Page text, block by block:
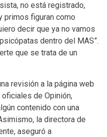
no está registrado,
primos figuran como
decir que ya no vamos
dentro del MAS”.
que se trata de un
revisión a la página web
de Opinión,
contenido con una
la directora de
aseguró a